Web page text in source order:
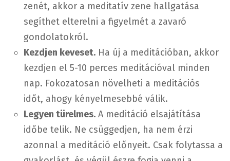
zenét, akkor a meditatív zene hallgatása
segíthet elterelni a figyelmét a zavaró
gondolatokról.
Kezdjen keveset. Ha új a meditációban, akkor
kezdjen el 5-10 perces meditációval minden
nap. Fokozatosan növelheti a meditációs
időt, ahogy kényelmesebbé válik.
Legyen türelmes. A meditáció elsajátítása
időbe telik. Ne csüggedjen, ha nem érzi
azonnal a meditáció előnyeit. Csak folytassa a